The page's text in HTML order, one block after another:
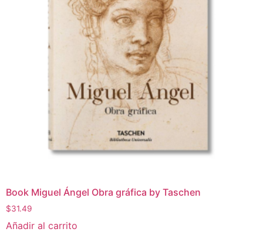
Book Miguel Ángel Obra gráfica by Taschen
$31.49
Añadir al carrito